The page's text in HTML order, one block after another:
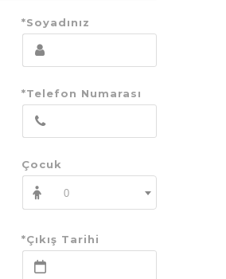
*Soyadınız
*Telefon Numarası
Çocuk
0
*Çıkış Tarihi